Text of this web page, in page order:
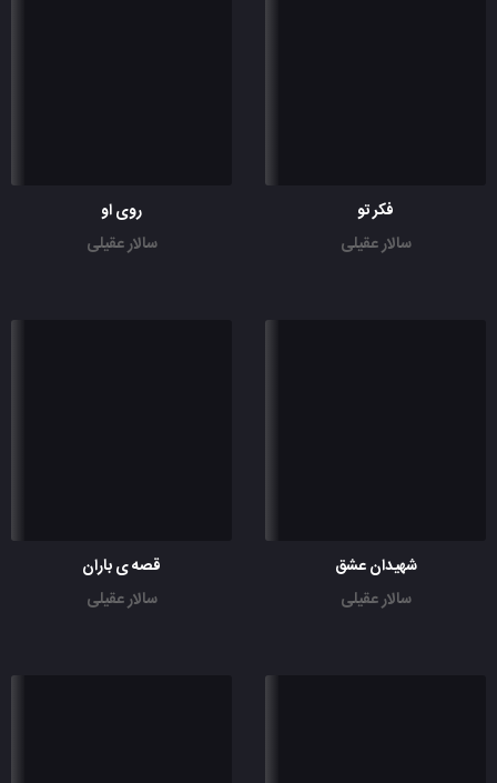
فکر تو
سالار عقیلی
روی او
سالار عقیلی
شهیدان عشق
سالار عقیلی
قصه ی باران
سالار عقیلی